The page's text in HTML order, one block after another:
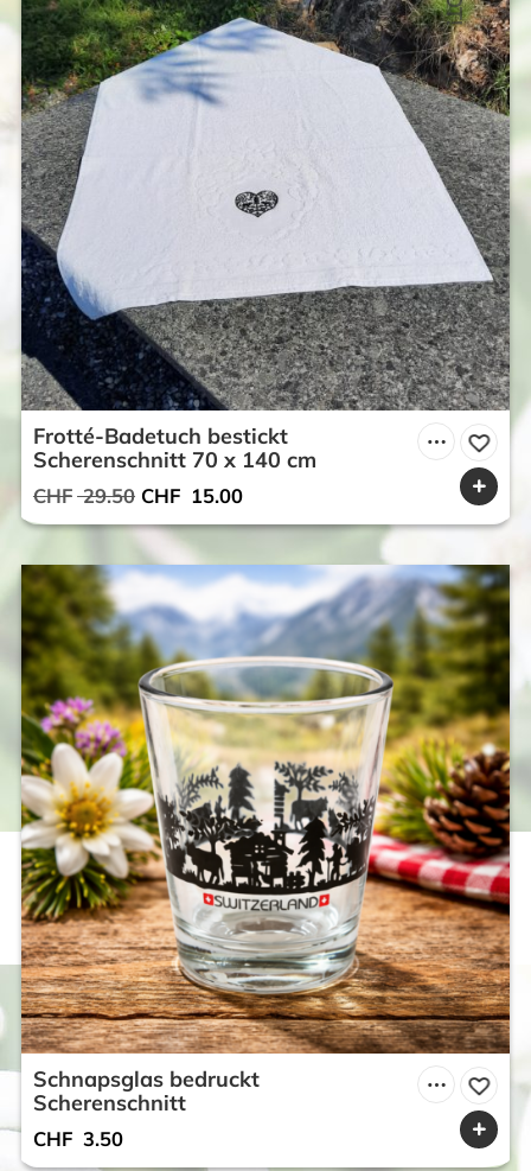
Frotté-Badetuch bestickt
Scherenschnitt 70 x 140 cm
CHF29.50 Ursprünglicher
Preis
war:
CHF 29.50
CHF 15.00Aktueller
Preis
CHF 15.00.
Schnapsglas bedruckt
Scherenschnitt
CHF 3.50